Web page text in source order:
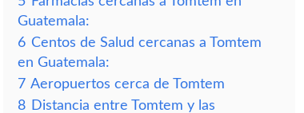
Guatemala:
6 Centos de Salud cercanas a Tomtem
en Guatemala:
7 Aeropuertos cerca de Tomtem
8 Distancia entre Tomtem y las